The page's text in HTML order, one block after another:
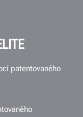
patentovaného